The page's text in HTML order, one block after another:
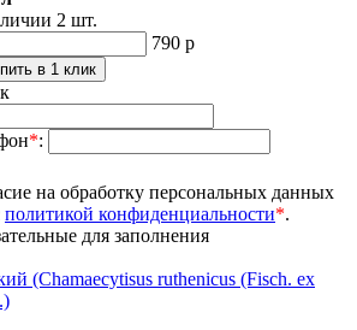
2 шт.
790 р
*:
на обработку персональных данных
политикой конфиденциальности*.
для заполнения
(Chamaecytisus ruthenicus (Fisch. ex